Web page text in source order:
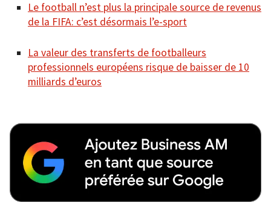
Le football n’est plus la principale source de revenus
de la FIFA: c’est désormais l’e-sport
La valeur des transferts de footballeurs
professionnels européens risque de baisser de 10
milliards d’euros